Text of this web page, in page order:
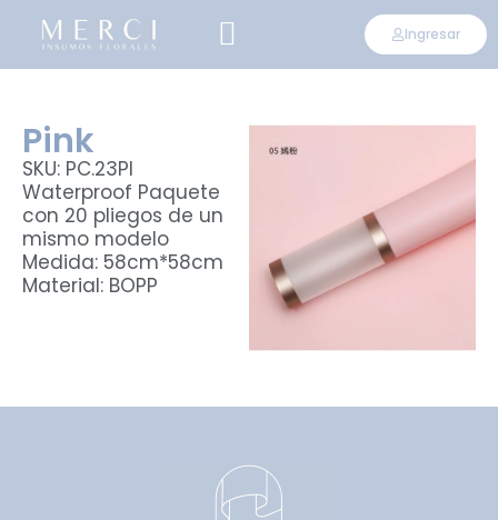
Ingresar
Pink
SKU: PC.23PI
Waterproof Paquete
con 20 pliegos de un
mismo modelo
Medida: 58cm*58cm
Material: BOPP